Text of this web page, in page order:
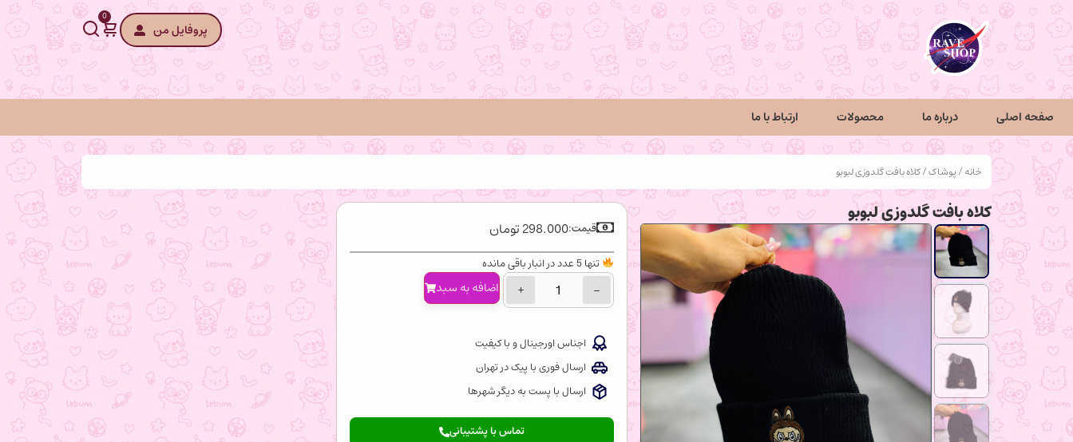
0
پروفایل من
صفحه اصلی درباره ما محصولات ارتباط با ما
خانه/پوشاک/ کلاه بافت گلدوزی لبوبو
کلاه بافت گلدوزی لبوبو
قیمت:298.000تومان
تنها 5 عدد در انبار باقی مانده
−
+ اضافه‌ به سبد
اجناس اورجینال و با کیفیت
ارسال فوری با پیک در تهران
ارسال با پست به دیگر شهرها
تماس با پشتیبانی